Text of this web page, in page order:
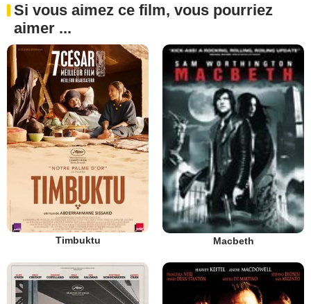
Si vous aimez ce film, vous pourriez
aimer ...
Timbuktu Macbeth